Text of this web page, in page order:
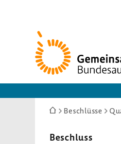
Zur
Startseite
Sie
hier:
Beschlüsse
Beschluss